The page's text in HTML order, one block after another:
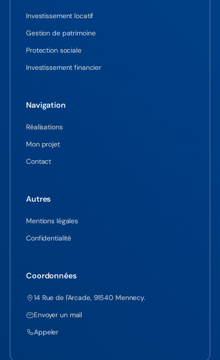
Investissement locatif
Gestion de patrimoine
Protection sociale
Investissement financier
Navigation
Réalisations
Mon projet
Contact
Autres
Mentions légales
Confidentialité
Coordonnées
14 Rue de l'Arcade, 91540 Mennecy.
Envoyer un mail
Appeler